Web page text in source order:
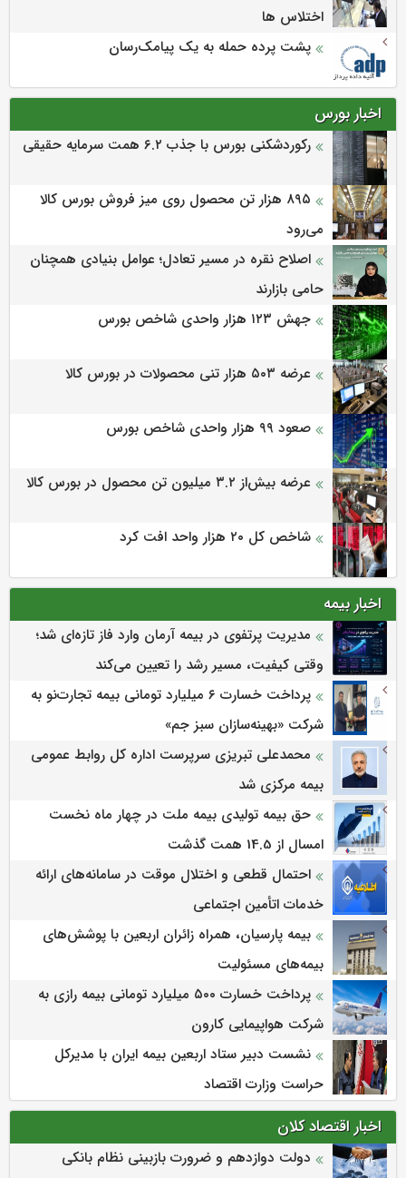
اختلاس ها
پشت پرده حمله به یک پیامک‌رسان
اخبار بورس
رکوردشکنی بورس با جذب ۶.۲ همت سرمایه حقیقی
۸۹۵ هزار تن محصول روی میز فروش بورس کالا
می‌‌رود
اصلاح نقره در مسیر تعادل؛ عوامل بنیادی همچنان
حامی بازارند
جهش ۱۲۳ هزار واحدی شاخص بورس
عرضه ۵۰۳ هزار تنی محصولات در بورس کالا
صعود ۹۹ هزار واحدی شاخص بورس
عرضه بیش‌از ۳.۲ میلیون تن محصول در بورس کالا
شاخص کل ۲۰ هزار واحد افت کرد
اخبار بیمه
مدیریت پرتفوی در بیمه آرمان وارد فاز تازه‌ای شد؛
وقتی کیفیت، مسیر رشد را تعیین می‌کند
پرداخت خسارت ۶ میلیارد تومانی بیمه تجارت‌نو به
شرکت «بهینه‌سازان سبز جم»
محمدعلی تبریزی سرپرست اداره كل روابط عمومی
بیمه مركزی شد
حق بیمه تولیدی بیمه ملت در چهار ماه نخست
امسال از 14.5 همت گذشت
احتمال قطعی و اختلال موقت در سامانه‌های ارائه
خدمات اتأمین اجتماعی
بیمه پارسیان، همراه زائران اربعین با پوشش‌های
بیمه‌های مسئولیت
پرداخت خسارت ۵۰۰ میلیارد تومانی بیمه رازی به
شرکت هواپیمایی کارون
نشست دبیر ستاد اربعین بیمه ایران با مدیرکل
حراست وزارت اقتصاد
اخبار اقتصاد کلان
دولت دوازدهم و ضرورت بازبینی نظام بانکی